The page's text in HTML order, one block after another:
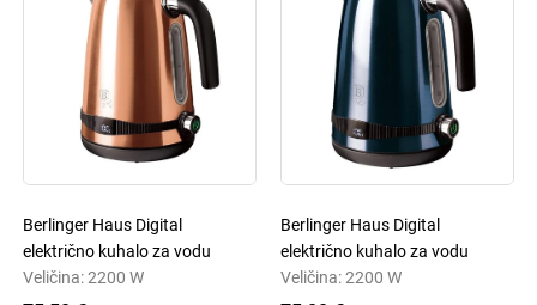
Berlinger Haus Digital
električno kuhalo za vodu
Veličina: 2200 W
Berlinger Haus Digital
električno kuhalo za vodu
Veličina: 2200 W